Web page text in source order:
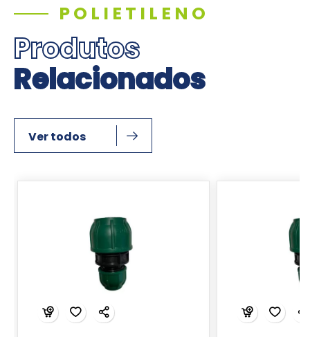
POLIETILENO
Produtos
Relacionados
Ver todos